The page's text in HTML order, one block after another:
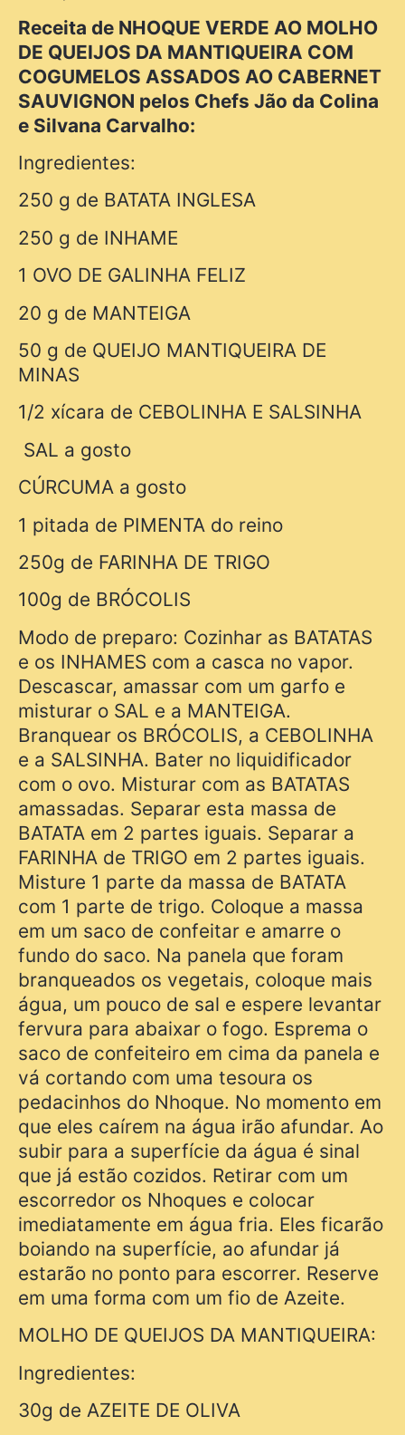
Receita de NHOQUE VERDE AO MOLHO
DE QUEIJOS DA MANTIQUEIRA COM
COGUMELOS ASSADOS AO CABERNET
SAUVIGNON pelos Chefs Jão da Colina
e Silvana Carvalho:
Ingredientes:
250 g de BATATA INGLESA
250 g de INHAME
1 OVO DE GALINHA FELIZ
20 g de MANTEIGA
50 g de QUEIJO MANTIQUEIRA DE
MINAS
1/2 xícara de CEBOLINHA E SALSINHA
SAL a gosto
CÚRCUMA a gosto
1 pitada de PIMENTA do reino
250g de FARINHA DE TRIGO
100g de BRÓCOLIS
Modo de preparo: Cozinhar as BATATAS
e os INHAMES com a casca no vapor.
Descascar, amassar com um garfo e
misturar o SAL e a MANTEIGA.
Branquear os BRÓCOLIS, a CEBOLINHA
e a SALSINHA. Bater no liquidificador
com o ovo. Misturar com as BATATAS
amassadas. Separar esta massa de
BATATA em 2 partes iguais. Separar a
FARINHA de TRIGO em 2 partes iguais.
Misture 1 parte da massa de BATATA
com 1 parte de trigo. Coloque a massa
em um saco de confeitar e amarre o
fundo do saco. Na panela que foram
branqueados os vegetais, coloque mais
água, um pouco de sal e espere levantar
fervura para abaixar o fogo. Esprema o
saco de confeiteiro em cima da panela e
vá cortando com uma tesoura os
pedacinhos do Nhoque. No momento em
que eles caírem na água irão afundar. Ao
subir para a superfície da água é sinal
que já estão cozidos. Retirar com um
escorredor os Nhoques e colocar
imediatamente em água fria. Eles ficarão
boiando na superfície, ao afundar já
estarão no ponto para escorrer. Reserve
em uma forma com um fio de Azeite.
MOLHO DE QUEIJOS DA MANTIQUEIRA:
Ingredientes:
30g de AZEITE DE OLIVA